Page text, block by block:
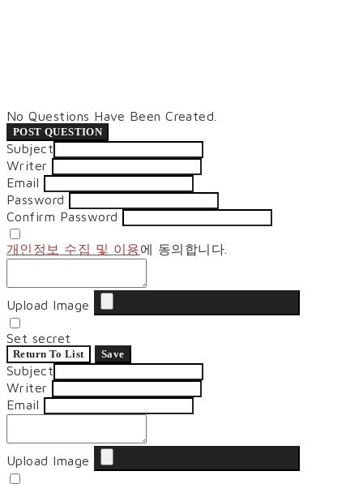
No Questions Have Been Created.
POST QUESTION
Subject
Writer
Email
Password
Confirm Password
개인정보 수집 및 이용에 동의합니다.
Upload Image
Set secret
Return To List Save
Subject
Writer
Email
Upload Image